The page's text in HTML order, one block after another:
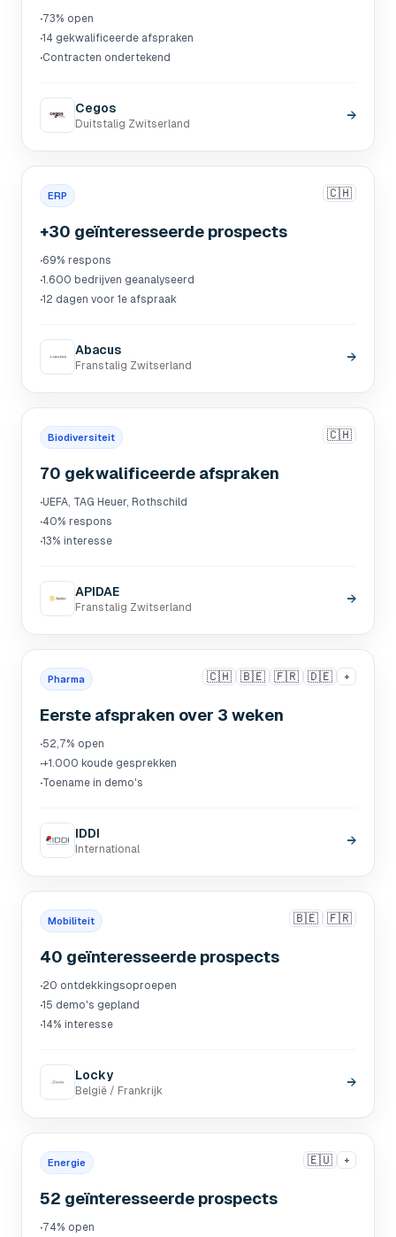
·73% open
·14 gekwalificeerde afspraken
·Contracten ondertekend
Cegos
Duitstalig Zwitserland
→
ERP 🇨🇭
+30 geïnteresseerde prospects
·69% respons
·1.600 bedrijven geanalyseerd
·12 dagen voor 1e afspraak
Abacus
Franstalig Zwitserland
→
Biodiversiteit 🇨🇭
70 gekwalificeerde afspraken
·UEFA, TAG Heuer, Rothschild
·40% respons
·13% interesse
APIDAE
Franstalig Zwitserland
→
Pharma 🇨🇭 🇧🇪 🇫🇷 🇩🇪 +
Eerste afspraken over 3 weken
·52,7% open
·+1.000 koude gesprekken
·Toename in demo's
IDDI
International
→
Mobiliteit 🇧🇪 🇫🇷
40 geïnteresseerde prospects
·20 ontdekkingsoproepen
·15 demo's gepland
·14% interesse
Locky
België / Frankrijk
→
Energie 🇪🇺 +
52 geïnteresseerde prospects
·74% open